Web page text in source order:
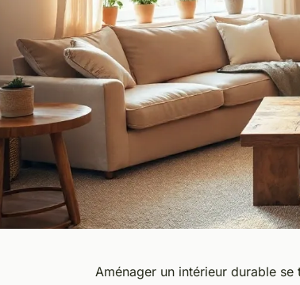
Aménager un intérieur durable